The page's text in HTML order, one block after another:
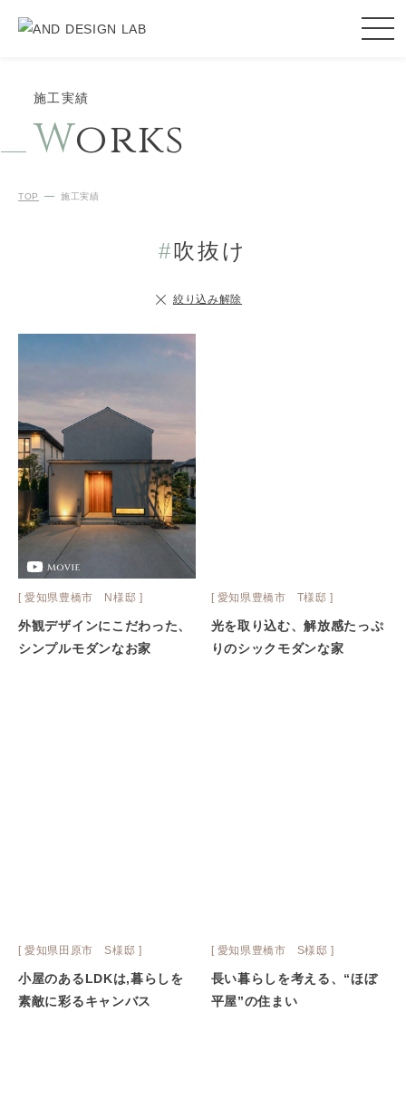
施工実績
Works
TOP 施工実績
#吹抜け
絞り込み解除
[ 愛知県豊橋市 N様邸 ]
外観デザインにこだわった、
シンプルモダンなお家
[ 愛知県豊橋市 T様邸 ]
光を取り込む、解放感たっぷ
りのシックモダンな家
[ 愛知県田原市 S様邸 ]
小屋のあるLDKは,暮らしを
素敵に彩るキャンバス
[ 愛知県豊橋市 S様邸 ]
長い暮らしを考える、“ほぼ
平屋”の住まい